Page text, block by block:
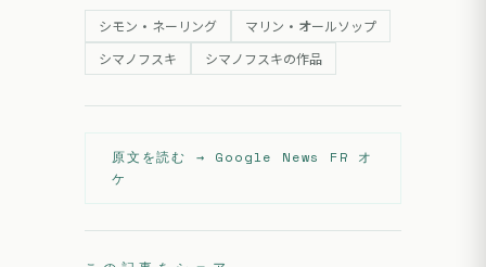
シモン・ネーリング マリン・オールソップ
シマノフスキ シマノフスキの作品
原文を読む → Google News FR オ
ケ